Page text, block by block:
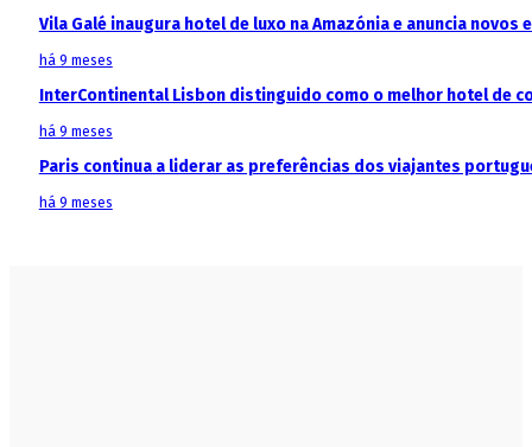
Vila Galé inaugura hotel de luxo na Amazónia e anuncia
há 9 meses
InterContinental Lisbon distinguido como o melhor hotel de
há 9 meses
Paris continua a liderar as preferências dos viajantes
há 9 meses